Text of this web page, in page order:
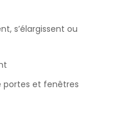
s’élargissent ou
portes et fenêtres